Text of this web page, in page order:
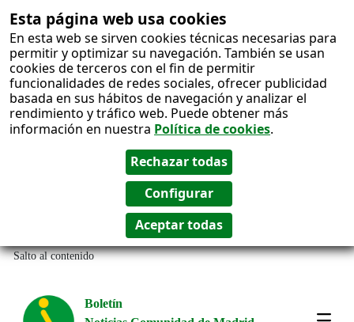
Esta página web usa cookies
En esta web se sirven cookies técnicas necesarias para
permitir y optimizar su navegación. También se usan
cookies de terceros con el fin de permitir
funcionalidades de redes sociales, ofrecer publicidad
basada en sus hábitos de navegación y analizar el
rendimiento y tráfico web. Puede obtener más
información en nuestra Política de cookies.
Salto al contenido
Boletín